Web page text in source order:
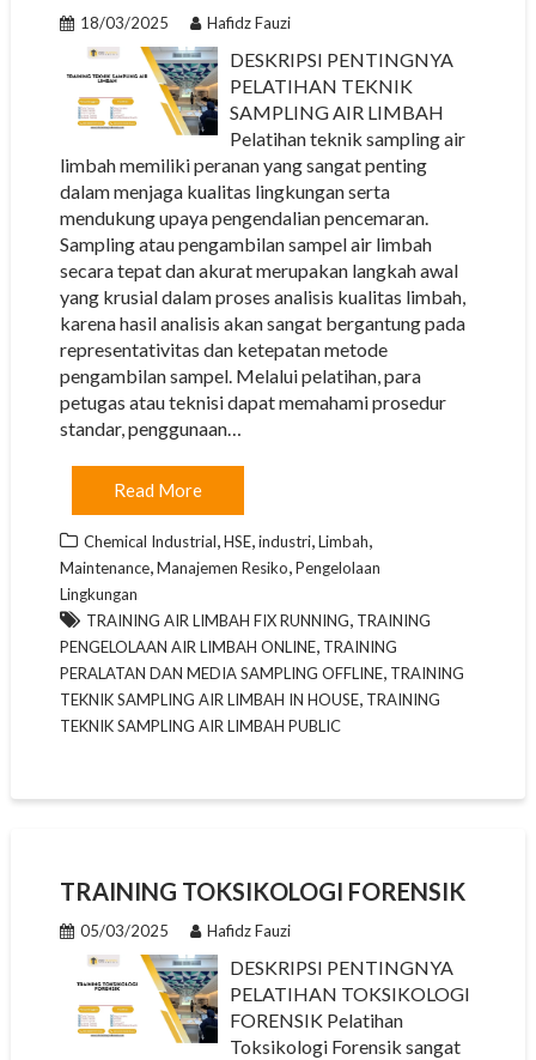
18/03/2025 Hafidz Fauzi
DESKRIPSI PENTINGNYA
PELATIHAN TEKNIK
SAMPLING AIR LIMBAH
Pelatihan teknik sampling air
limbah memiliki peranan yang sangat penting
dalam menjaga kualitas lingkungan serta
mendukung upaya pengendalian pencemaran.
Sampling atau pengambilan sampel air limbah
secara tepat dan akurat merupakan langkah awal
yang krusial dalam proses analisis kualitas limbah,
karena hasil analisis akan sangat bergantung pada
representativitas dan ketepatan metode
pengambilan sampel. Melalui pelatihan, para
petugas atau teknisi dapat memahami prosedur
standar, penggunaan…
Read More
Chemical Industrial,HSE,industri,Limbah,
Maintenance,Manajemen Resiko,Pengelolaan
Lingkungan
TRAINING AIR LIMBAH FIX RUNNING, TRAINING
PENGELOLAAN AIR LIMBAH ONLINE, TRAINING
PERALATAN DAN MEDIA SAMPLING OFFLINE, TRAINING
TEKNIK SAMPLING AIR LIMBAH IN HOUSE, TRAINING
TEKNIK SAMPLING AIR LIMBAH PUBLIC
TRAINING TOKSIKOLOGI FORENSIK
05/03/2025 Hafidz Fauzi
DESKRIPSI PENTINGNYA
PELATIHAN TOKSIKOLOGI
FORENSIK Pelatihan
Toksikologi Forensik sangat